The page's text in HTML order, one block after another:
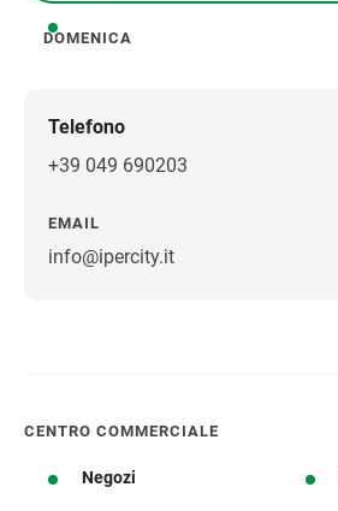
domenica
DOMENICA
Telefono
+39 049 690203
EMAIL
info@ipercity.it
CENTRO COMMERCIALE
Negozi